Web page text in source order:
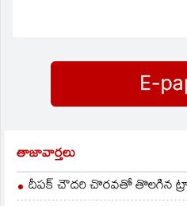
తాజావార్తలు
దీపక్ చౌదరి చొరవతో తొలగిన